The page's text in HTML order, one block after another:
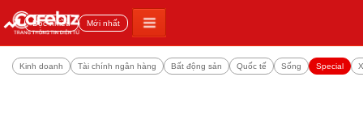
Đọc nhiều Mới nhất
Kinh doanh Tài chính ngân hàng Bất động sản Quốc tế Sống Special